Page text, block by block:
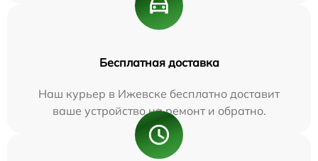
Бесплатная доставка
Наш курьер в Ижевске бесплатно доставит
ваше устройство на ремонт и обратно.